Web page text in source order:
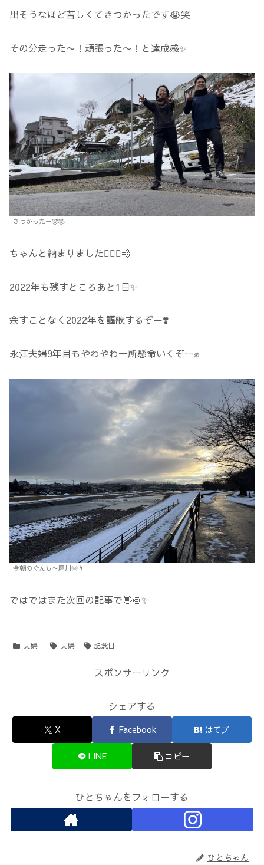
出そうなほど苦しくてきつかったです😭笑
その分走った〜！頑張った〜！と達成感✨
きつかったー🤣🤣
ちゃんと納まりました🏃🏽‍♀️💨
2022年も残すところあと1日✨
余すことなく2022年を謳歌するぞー❣️
永江夫婦9年目もやわやわ一所懸命いくぞー✊
今朝のぐんも〜犀川🌞🌂
ではではまた次回の記事で👋🏻✨
夫婦 夫婦 記念日
スポンサーリンク
シェアする
X Facebook はてブ
LINE コピー
ひとちゃんをフォローする
ひとちゃん